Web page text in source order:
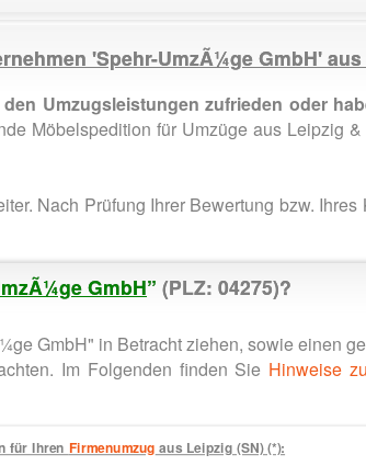
'Spehr-UmzÃ¼ge GmbH' aus
Umzugsleistungen zufrieden oder
Möbelspedition für Umzüge aus Leipzig
Nach Prüfung Ihrer Bewertung bzw.
GmbH” (PLZ: 04275)?
GmbH" in Betracht ziehen, sowie einen
Im Folgenden finden Sie Hinweise
für Ihren Firmenumzug aus Leipzig (SN) (*):